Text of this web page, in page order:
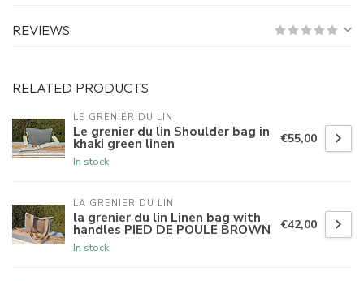
REVIEWS
RELATED PRODUCTS
LE GRENIER DU LIN
Le grenier du lin Shoulder bag in
khaki green linen
In stock
€55,00
LA GRENIER DU LIN
la grenier du lin Linen bag with
handles PIED DE POULE BROWN
In stock
€42,00